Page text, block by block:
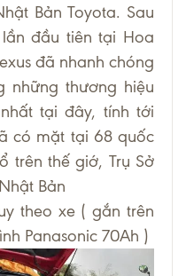
Bản Toyota. Sau
đầu tiên tại Hoa
đã nhanh chóng
những thương hiệu
tại đây, tính tới
có mặt tại 68 quốc
trên thế giớ, Trụ Sở
Bản
theo xe ( gắn trên
Panasonic 70Ah )